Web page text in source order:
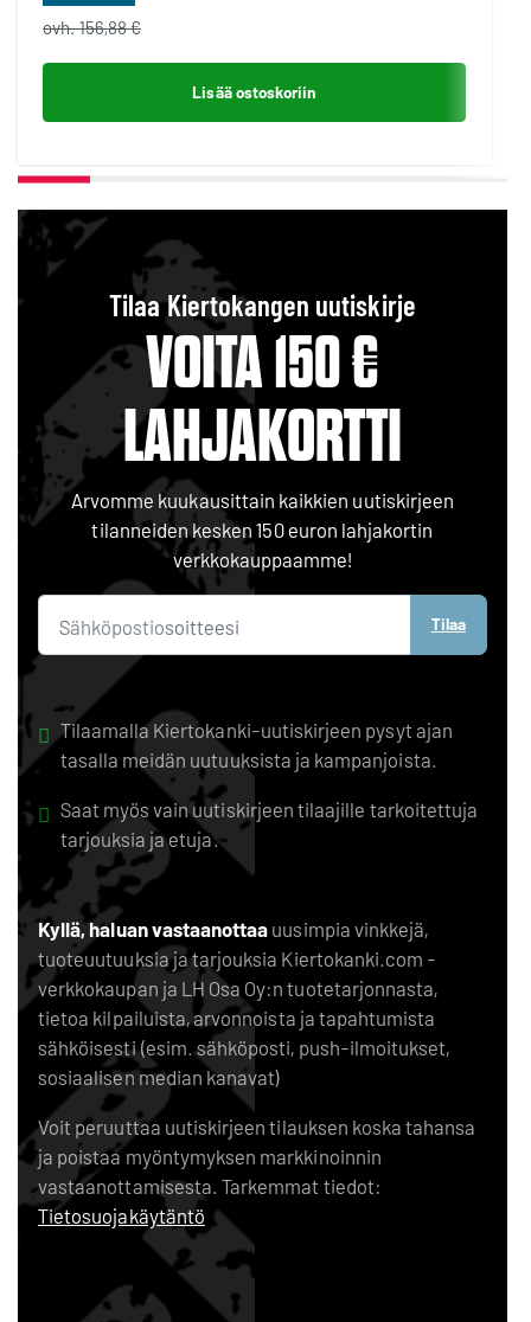
ovh. 156,88 €
Lisää ostoskoriin
Tilaa Kiertokangen uutiskirje
VOITA 150 €
LAHJAKORTTI
Arvomme kuukausittain kaikkien uutiskirjeen
tilanneiden kesken 150 euron lahjakortin
verkkokauppaamme!
Tilaa
Tilaamalla Kiertokanki-uutiskirjeen pysyt ajan
tasalla meidän uutuuksista ja kampanjoista.
Saat myös vain uutiskirjeen tilaajille tarkoitettuja
tarjouksia ja etuja.
Kyllä, haluan vastaanottaa uusimpia vinkkejä,
tuoteuutuuksia ja tarjouksia Kiertokanki.com -
verkkokaupan ja LH Osa Oy:n tuotetarjonnasta,
tietoa kilpailuista, arvonnoista ja tapahtumista
sähköisesti (esim. sähköposti, push-ilmoitukset,
sosiaalisen median kanavat)
Voit peruuttaa uutiskirjeen tilauksen koska tahansa
ja poistaa myöntymyksen markkinoinnin
vastaanottamisesta. Tarkemmat tiedot:
Tietosuojakäytäntö